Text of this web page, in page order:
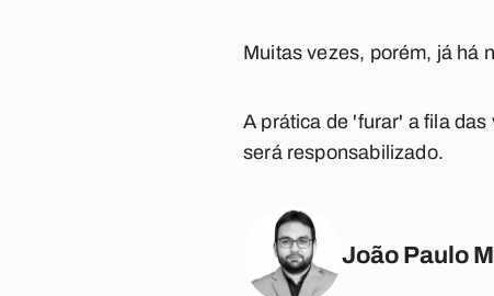
Muitas vezes, porém, já há
A prática de 'furar' a fila
será responsabilizado.
João Paulo